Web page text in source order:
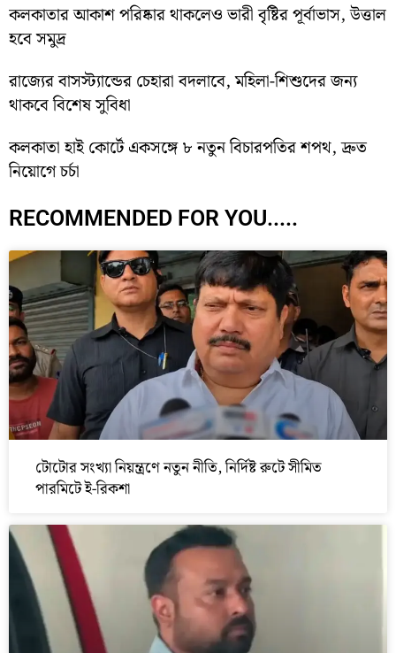
কলকাতার আকাশ পরিষ্কার থাকলেও ভারী বৃষ্টির পূর্বাভাস, উত্তাল
হবে সমুদ্র
রাজ্যের বাসস্ট্যান্ডের চেহারা বদলাবে, মহিলা-শিশুদের জন্য
থাকবে বিশেষ সুবিধা
কলকাতা হাই কোর্টে একসঙ্গে ৮ নতুন বিচারপতির শপথ, দ্রুত
নিয়োগে চর্চা
RECOMMENDED FOR YOU.....
টোটোর সংখ্যা নিয়ন্ত্রণে নতুন নীতি, নির্দিষ্ট রুটে সীমিত
পারমিটে ই-রিকশা